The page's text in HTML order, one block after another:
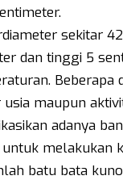
sekitar
dan tinggi 5
Beberapa
maupun
adanya
melakukan
batu bata